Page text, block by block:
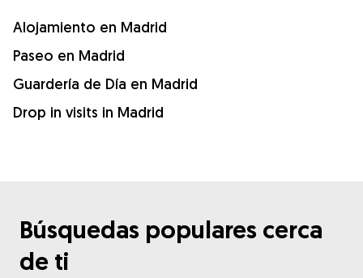
Alojamiento en Madrid
Paseo en Madrid
Guardería de Día en Madrid
Drop in visits in Madrid
Búsquedas populares cerca
de ti